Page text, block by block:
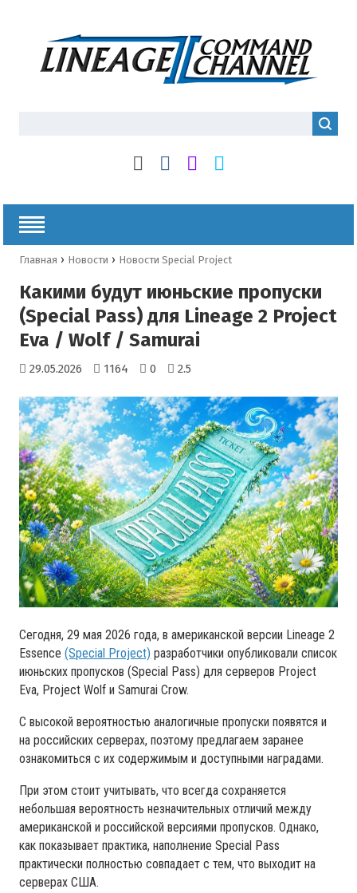
Главная › Новости › Новости Special Project
Какими будут июньские пропуски
(Special Pass) для Lineage 2 Project
Eva / Wolf / Samurai
29.05.2026 1164 0 2.5
Сегодня, 29 мая 2026 года, в американской версии Lineage 2
Essence(Special Project) разработчики опубликовали список
июньских пропусков (Special Pass) для серверов Project
Eva, Project Wolf и Samurai Crow.
С высокой вероятностью аналогичные пропуски появятся и
на российских серверах, поэтому предлагаем заранее
ознакомиться с их содержимым и доступными наградами.
При этом стоит учитывать, что всегда сохраняется
небольшая вероятность незначительных отличий между
американской и российской версиями пропусков. Однако,
как показывает практика, наполнение Special Pass
практически полностью совпадает с тем, что выходит на
серверах США.